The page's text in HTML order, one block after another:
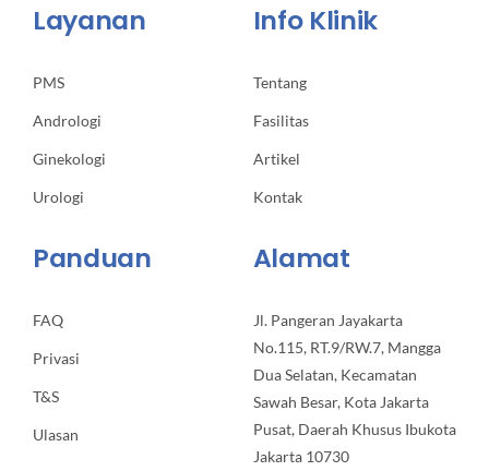
Layanan
PMS
Andrologi
Ginekologi
Urologi
Info Klinik
Tentang
Fasilitas
Artikel
Kontak
Panduan
FAQ
Privasi
T&S
Ulasan
Alamat
Jl. Pangeran Jayakarta
No.115, RT.9/RW.7, Mangga
Dua Selatan, Kecamatan
Sawah Besar, Kota Jakarta
Pusat, Daerah Khusus Ibukota
Jakarta 10730